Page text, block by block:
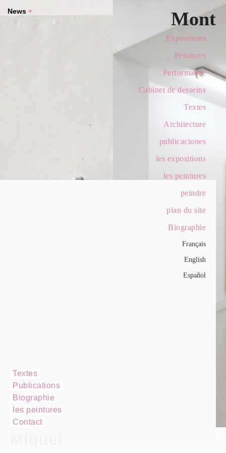
Mont
Expositions
Peintures
Performance
Cabinet de desseins
Textes
Architecture
publicaciones
les expositions
les peintures
peindre
plan du site
Biographie
Français
English
Español
Textes
Publications
Biographie
les peintures
Contact
News +